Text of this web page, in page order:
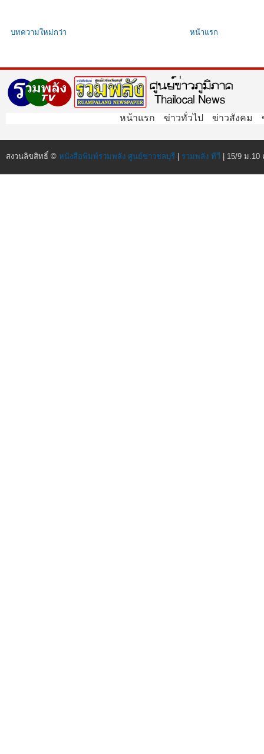
บทความใหม่กว่า หน้าแรก
หน้าแรก ข่าวทั่วไป ข่าวสังคม
สงวนลิขสิทธิ์ © หนังสือพิมพ์รวมพลัง ศูนย์ข่าวชลบุรี รวมพลัง ทีวี | 15/9 ม